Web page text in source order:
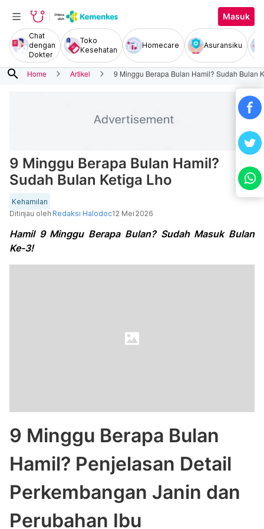
Masuk
Chat
dengan
Dokter
Toko
Kesehatan
Homecare Asuransiku
search Home Artikel 9 Minggu Berapa Bulan Hamil? Sudah Bulan
9 Minggu Berapa Bulan Hamil?
Sudah Bulan Ketiga Lho
Kehamilan
Ditinjau oleh Redaksi Halodoc12 Mei 2026
Hamil 9 Minggu Berapa Bulan? Sudah Masuk Bulan
Ke-3!
9 Minggu Berapa Bulan
Hamil? Penjelasan Detail
Perkembangan Janin dan
Perubahan Ibu